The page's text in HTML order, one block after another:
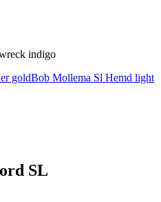
indigo
goldBob Mollema Sl Hemd light
SL